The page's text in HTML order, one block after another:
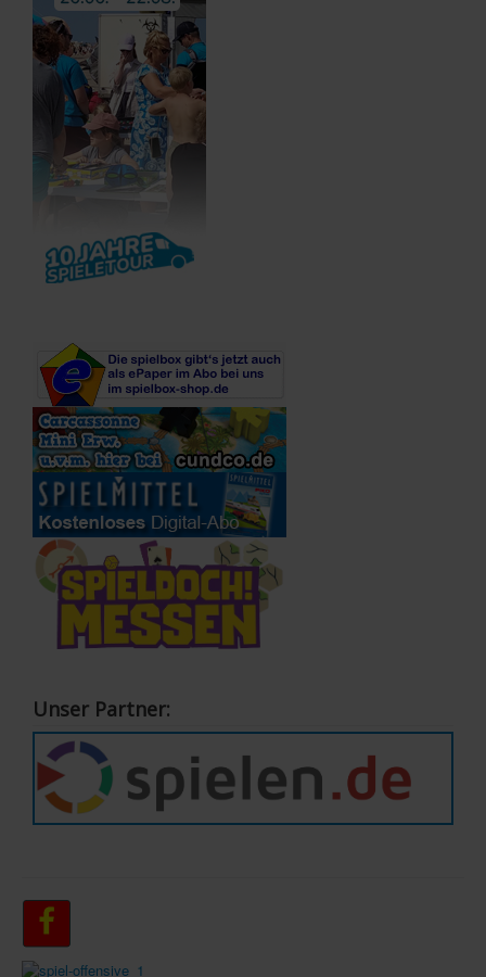
Unser Partner: